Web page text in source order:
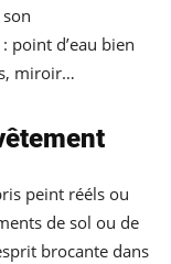
point d’eau bien
miroir…
peint rééls ou
de sol ou de
brocante dans